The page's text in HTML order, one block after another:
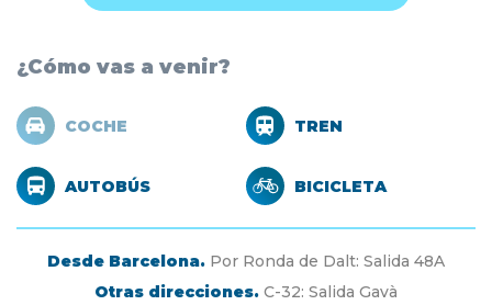
¿Cómo vas a venir?
COCHE TREN
AUTOBÚS BICICLETA
Desde Barcelona. Por Ronda de Dalt: Salida 48A
Otras direcciones. C-32: Salida Gavà